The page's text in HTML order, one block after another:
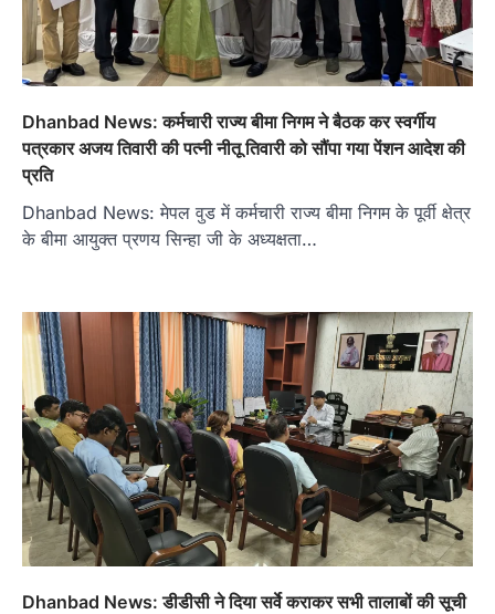
Dhanbad News: कर्मचारी राज्य बीमा निगम ने बैठक कर स्वर्गीय
पत्रकार अजय तिवारी की पत्नी नीतू तिवारी को सौंपा गया पेंशन आदेश की
प्रति
Dhanbad News: मेपल वुड में कर्मचारी राज्य बीमा निगम के पूर्वी क्षेत्र
के बीमा आयुक्त प्रणय सिन्हा जी के अध्यक्षता…
Dhanbad News: डीडीसी ने दिया सर्वे कराकर सभी तालाबों की सूची